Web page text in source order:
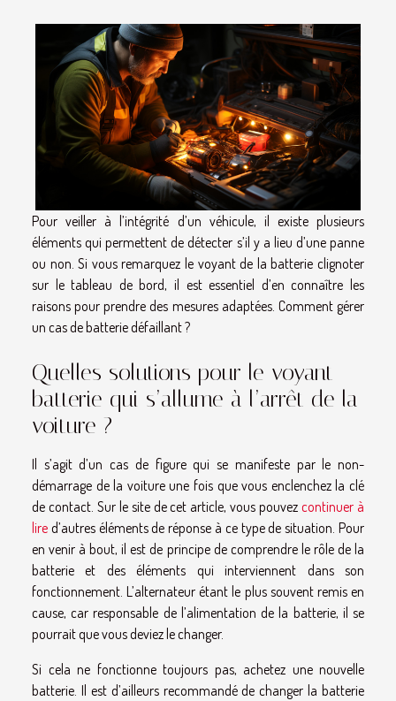
Pour veiller à l’intégrité d’un véhicule, il existe plusieurs
éléments qui permettent de détecter s’il y a lieu d’une panne
ou non. Si vous remarquez le voyant de la batterie clignoter
sur le tableau de bord, il est essentiel d’en connaître les
raisons pour prendre des mesures adaptées. Comment gérer
un cas de batterie défaillant ?
Quelles solutions pour le voyant
batterie qui s’allume à l’arrêt de la
voiture ?
Il s’agit d’un cas de figure qui se manifeste par le non-
démarrage de la voiture une fois que vous enclenchez la clé
de contact. Sur le site de cet article, vous pouvezcontinuer à
lire d’autres éléments de réponse à ce type de situation. Pour
en venir à bout, il est de principe de comprendre le rôle de la
batterie et des éléments qui interviennent dans son
fonctionnement. L’alternateur étant le plus souvent remis en
cause, car responsable de l’alimentation de la batterie, il se
pourrait que vous deviez le changer.
Si cela ne fonctionne toujours pas, achetez une nouvelle
batterie. Il est d’ailleurs recommandé de changer la batterie